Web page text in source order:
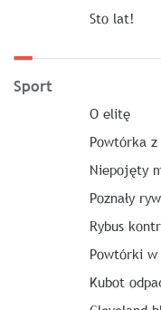
Sto lat!
Sport
O elitę
Powtórka z
Niepojęty
Poznały
Rybus
Powtórki
Kubot